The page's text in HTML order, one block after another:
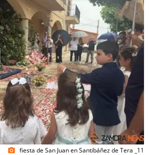
photo_camera fiesta de San Juan en Santibáñez de Tera _11